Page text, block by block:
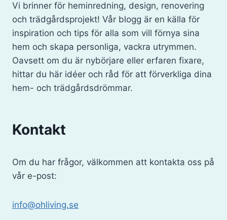
Vi brinner för heminredning, design, renovering
och trädgårdsprojekt! Vår blogg är en källa för
inspiration och tips för alla som vill förnya sina
hem och skapa personliga, vackra utrymmen.
Oavsett om du är nybörjare eller erfaren fixare,
hittar du här idéer och råd för att förverkliga dina
hem- och trädgårdsdrömmar.
Kontakt
Om du har frågor, välkommen att kontakta oss på
vår e-post:
info@ohliving.se